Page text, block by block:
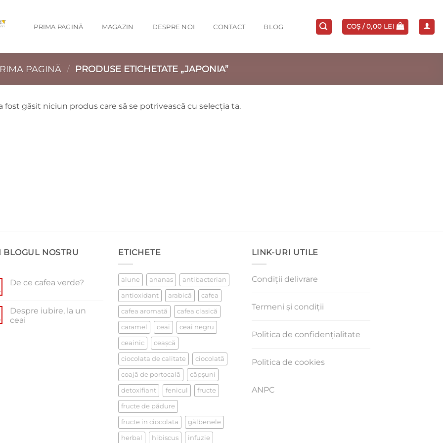
PRIMA PAGINĂ MAGAZIN DESPRE NOI CONTACT BLOG COȘ / 0,00 LEI
PAGINĂ / PRODUSE ETICHETATE „JAPONIA”
fost găsit niciun produs care să se potrivească cu selecția ta.
BLOGUL NOSTRU
De ce cafea verde?
De
ce
cafea
Despre iubire, la un
ceai
ETICHETE
alune ananas antibacterian
antioxidant arabică cafea
cafea aromată cafea clasică
caramel ceai ceai negru
ceainic ceaşcă
ciocolata de calitate ciocolată
coajă de portocală căpşuni
detoxifiant fenicul fructe
fructe de pădure
fructe in ciocolata gălbenele
herbal hibiscus infuzie
LINK-URI UTILE
Condiții delivrare
Termeni și condiții
Politica de confidențialitate
Politica de cookies
ANPC